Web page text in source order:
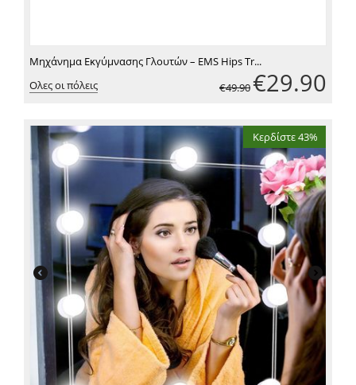
Μηχάνημα Εκγύμνασης Γλουτών – EMS Hips Tr...
Ολες οι πόλεις
€49.90 €29.90
Κερδίστε 43%